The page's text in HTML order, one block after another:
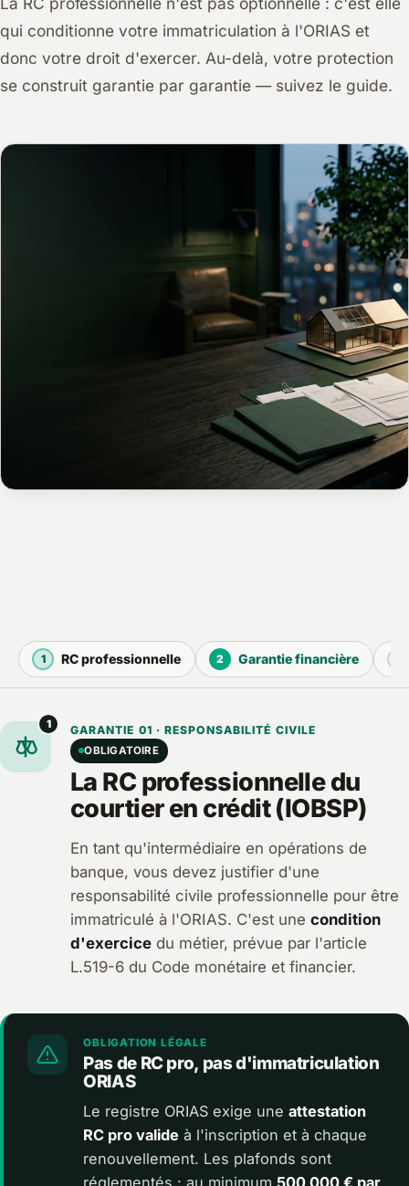
qui conditionne votre immatriculation à l'ORIAS et
donc votre droit d'exercer. Au-delà, votre protection
se construit garantie par garantie — suivez le guide.
1 GARANTIE 01 · RESPONSABILITÉ CIVILE
OBLIGATOIRE
La RC professionnelle du
courtier en crédit (IOBSP)
En tant qu'intermédiaire en opérations de
banque, vous devez justifier d'une
responsabilité civile professionnelle pour être
immatriculé à l'ORIAS. C'est une condition
d'exercicedu métier, prévue par l'article
L.519-6 du Code monétaire et financier.
OBLIGATION LÉGALE
Pas de RC pro, pas d'immatriculation
ORIAS
Le registre ORIAS exige uneattestation
RC pro valide à l'inscription et à chaque
renouvellement. Les plafonds sont
réglementés : au minimum500 000 € par
1 RC professionnelle 2 Garantie financière